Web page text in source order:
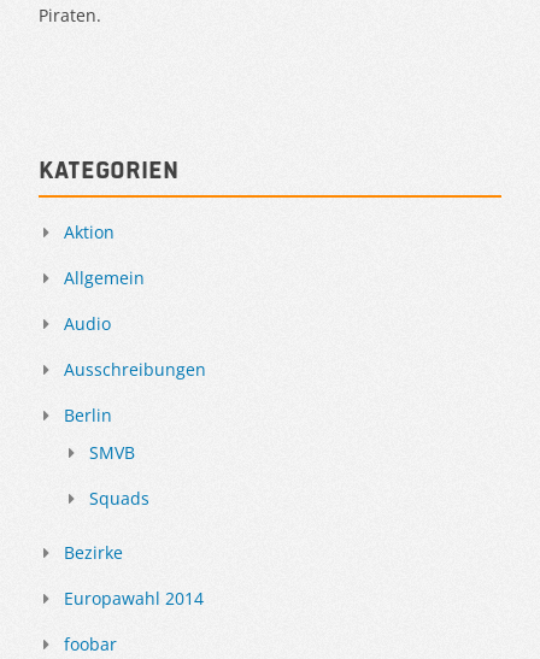
Piraten.
Kategorien
Aktion
Allgemein
Audio
Ausschreibungen
Berlin
SMVB
Squads
Bezirke
Europawahl 2014
foobar